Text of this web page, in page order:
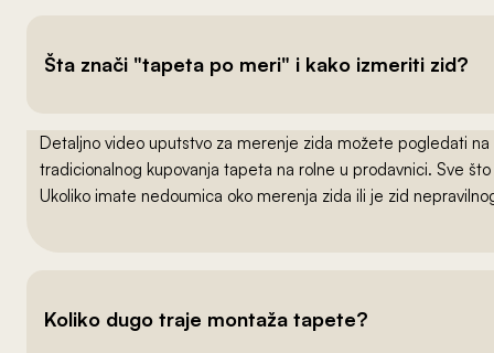
Šta znači "tapeta po meri" i kako izmeriti zid?
Detaljno video uputstvo za merenje zida možete pogledati na
tradicionalnog kupovanja tapeta na rolne u prodavnici. Sve
Ukoliko imate nedoumica oko merenja zida ili je zid
Koliko dugo traje montaža tapete?